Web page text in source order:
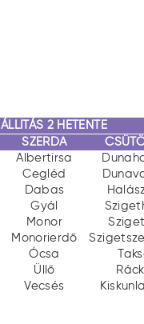
2 HETENTE
SZERDA
Albertirsa
Cegléd
Dabas
Gyál
Monor
Monorierdő
Ócsa
Üllő
Vecsés